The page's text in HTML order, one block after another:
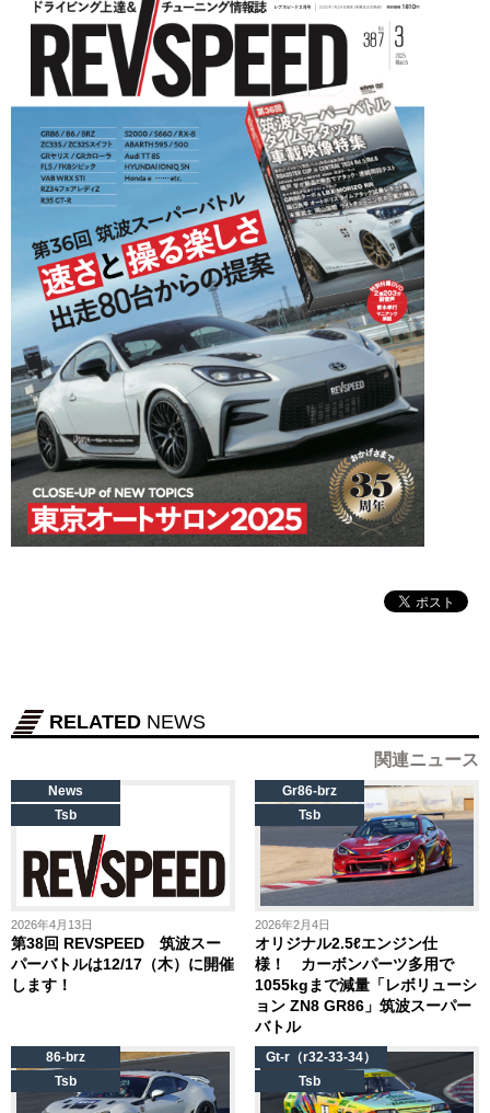
RELATED NEWS
関連ニュース
2026年4月13日
第38回 REVSPEED 筑波スー
パーバトルは12/17（木）に開催
します！
News
Tsb
2026年2月4日
オリジナル2.5ℓエンジン仕
様！ カーボンパーツ多用で
1055kgまで減量「レボリューシ
ョン ZN8 GR86」筑波スーパー
バトル
Gr86-brz
Tsb
86-brz
Tsb
Gt-r（r32-33-34）
Tsb